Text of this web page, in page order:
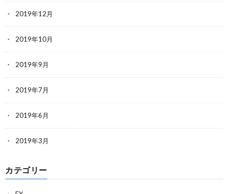
2019年12月
2019年10月
2019年9月
2019年7月
2019年6月
2019年3月
カテゴリー